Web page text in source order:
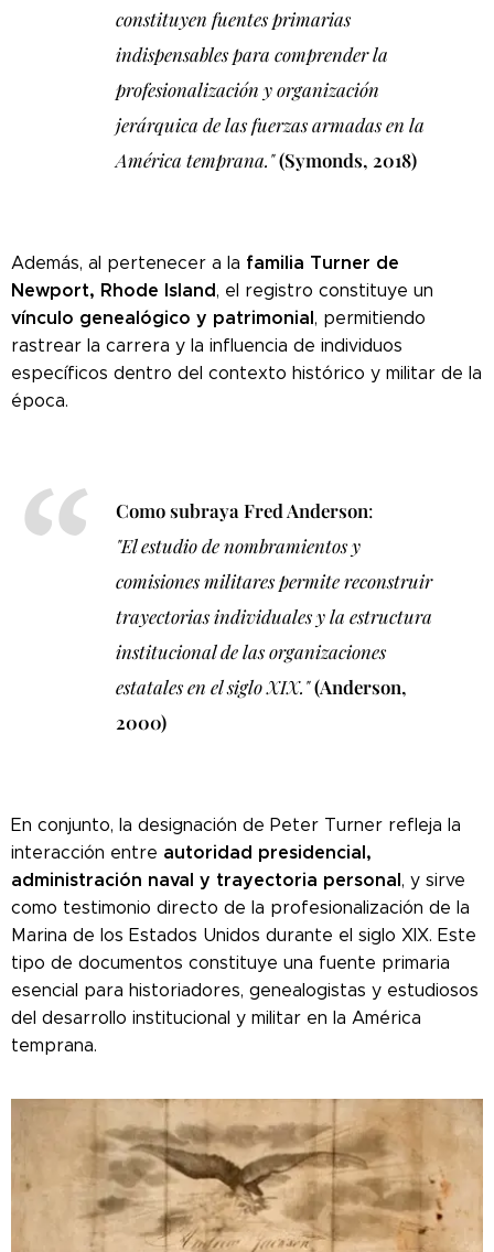
constituyen fuentes primarias
indispensables para comprender la
profesionalización y organización
jerárquica de las fuerzas armadas en la
América temprana."(Symonds, 2018)
Además, al pertenecer a la familia Turner de
Newport, Rhode Island, el registro constituye un
vínculo genealógico y patrimonial, permitiendo
rastrear la carrera y la influencia de individuos
específicos dentro del contexto histórico y militar de la
época.
Como subraya Fred Anderson:
"El estudio de nombramientos y
comisiones militares permite reconstruir
trayectorias individuales y la estructura
institucional de las organizaciones
estatales en el siglo XIX."(Anderson,
2000)
En conjunto, la designación de Peter Turner refleja la
interacción entre autoridad presidencial,
administración naval y trayectoria personal, y sirve
como testimonio directo de la profesionalización de la
Marina de los Estados Unidos durante el siglo XIX. Este
tipo de documentos constituye una fuente primaria
esencial para historiadores, genealogistas y estudiosos
del desarrollo institucional y militar en la América
temprana.